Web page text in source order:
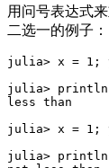
用问号表达式
二选一的例子：
julia> x = 1;
julia>
less than
julia> x = 1;
julia>